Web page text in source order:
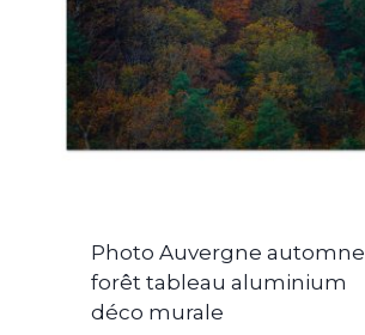
Photo Auvergne automne
forêt tableau aluminium
déco murale